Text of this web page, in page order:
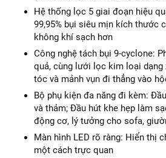
Hệ thống lọc 5 giai đoạn hiệu
99,95% bụi siêu mịn kích thước
không khí sạch hơn
Công nghệ tách bụi 9-cyclone:
quả, cùng lưới lọc kim loại dạng
tóc và mảnh vụn đi thẳng vào
Bộ phụ kiện đa năng đi kèm:
và thảm; Đầu hút khe hẹp làm
động cơ, lý tưởng cho sofa,
Màn hình LED rõ ràng: Hiển thị
một cách trực quan